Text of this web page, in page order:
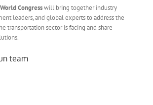
Congresswill bring together industry
leaders, and global experts to address the
transportation sector is facing and share
team